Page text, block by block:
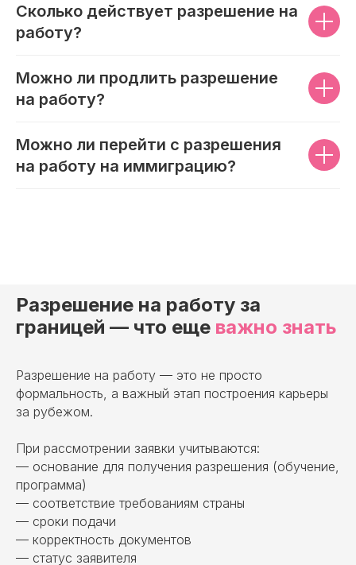
Сколько действует разрешение на
работу?
Можно ли продлить разрешение
на работу?
Можно ли перейти с разрешения
на работу на иммиграцию?
Разрешение на работу за
границей — что еще важно знать
Разрешение на работу — это не просто
формальность, а важный этап построения карьеры
за рубежом.
При рассмотрении заявки учитываются:
— основание для получения разрешения (обучение,
программа)
— соответствие требованиям страны
— сроки подачи
— корректность документов
— статус заявителя